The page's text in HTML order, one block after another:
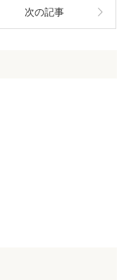
次の記事